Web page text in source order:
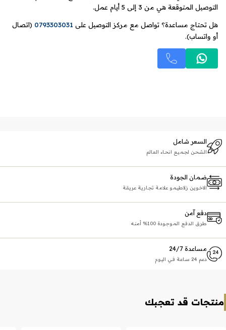
التوصيل المتوقعة هي من 3 إلى 5 أيام عمل.
هل تحتاج مساعدة؟ تواصل مع مركز التوصيل على 0793303031 (اتصال
أو واتساب).
السعر شامل
الشحن لجميع انحاء العالم
ضمان الجودة
الاخوين زلاطيمو علامة تجارية عريقة
دفع آمن
طرق الدفع الموجودة 100% أمنه
مساعدة 24/7
دعم 24 ساعة في اليوم
منتجات قد تعجبك